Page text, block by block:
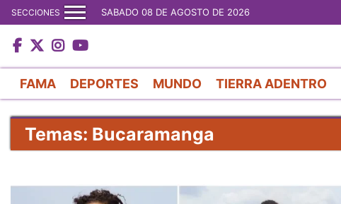
SECCIONES SABADO 08 DE AGOSTO DE 2026
FAMA DEPORTES MUNDO TIERRA ADENTRO
Temas: Bucaramanga